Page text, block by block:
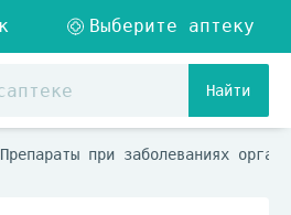
Найти
Препараты при заболеваниях